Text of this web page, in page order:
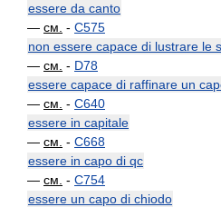
essere da canto
— см. - C575
non essere capace di lustrare le
— см. - D78
essere capace di raffinare un
— см. - C640
essere in capitale
— см. - C668
essere in capo di qc
— см. - C754
essere un capo di chiodo